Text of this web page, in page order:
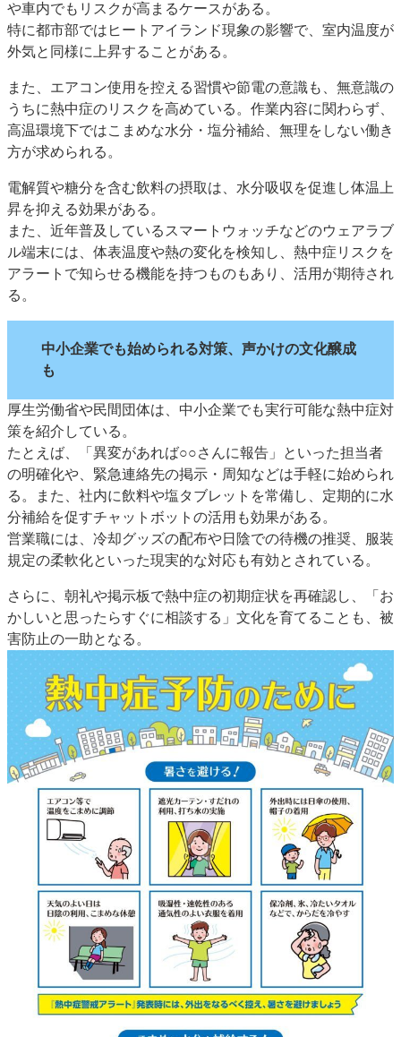
や車内でもリスクが高まるケースがある。
特に都市部ではヒートアイランド現象の影響で、室内温度が
外気と同様に上昇することがある。
また、エアコン使用を控える習慣や節電の意識も、無意識の
うちに熱中症のリスクを高めている。作業内容に関わらず、
高温環境下ではこまめな水分・塩分補給、無理をしない働き
方が求められる。
電解質や糖分を含む飲料の摂取は、水分吸収を促進し体温上
昇を抑える効果がある。
また、近年普及しているスマートウォッチなどのウェアラブ
ル端末には、体表温度や熱の変化を検知し、熱中症リスクを
アラートで知らせる機能を持つものもあり、活用が期待され
る。
中小企業でも始められる対策、声かけの文化醸成
も
厚生労働省や民間団体は、中小企業でも実行可能な熱中症対
策を紹介している。
たとえば、「異変があれば○○さんに報告」といった担当者
の明確化や、緊急連絡先の掲示・周知などは手軽に始められ
る。また、社内に飲料や塩タブレットを常備し、定期的に水
分補給を促すチャットボットの活用も効果がある。
営業職には、冷却グッズの配布や日陰での待機の推奨、服装
規定の柔軟化といった現実的な対応も有効とされている。
さらに、朝礼や掲示板で熱中症の初期症状を再確認し、「お
かしいと思ったらすぐに相談する」文化を育てることも、被
害防止の一助となる。